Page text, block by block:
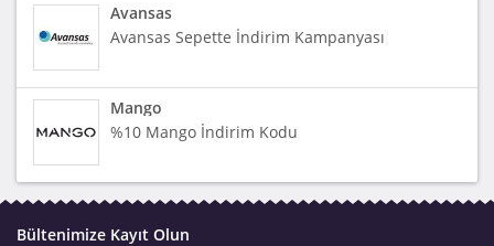
Avansas
Avansas Sepette İndirim Kampanyası
Mango
%10 Mango İndirim Kodu
Bültenimize Kayıt Olun